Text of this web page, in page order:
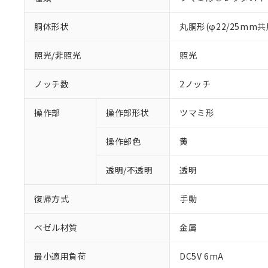
胴体形状 丸胴形(φ22/25mm共
照光/非照光 照光
ノッチ数 2ノッチ
操作部 操作部形状 ツマミ形
操作部色 黄
透明/不透明 透明
復帰方式 手動
ベゼル材質 金属
最小適用負荷 DC5V 6mA